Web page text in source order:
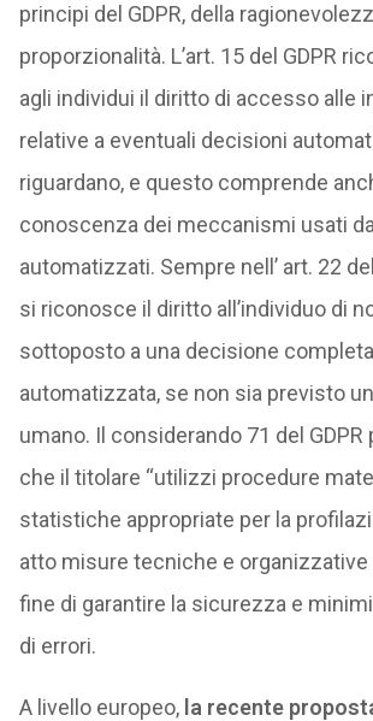
principi del GDPR, della
proporzionalità. L’art. 15 del GDPR
agli individui il diritto di accesso alle
relative a eventuali decisioni
riguardano, e questo comprende
conoscenza dei meccanismi usati
automatizzati. Sempre nell’ art. 22
si riconosce il diritto all’individuo di
sottoposto a una decisione
automatizzata, se non sia previsto
umano. Il considerando 71 del GDPR
che il titolare “utilizzi procedure
statistiche appropriate per la
atto misure tecniche e organizzative
fine di garantire la sicurezza e
di errori.
A livello europeo, la recente